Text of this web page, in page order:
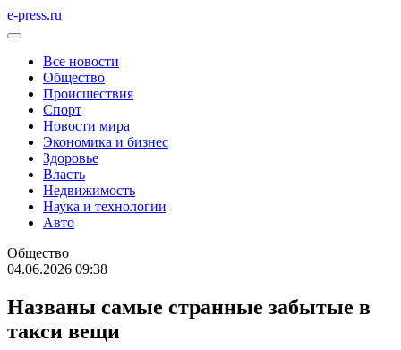
e-press.ru
Все новости
Общество
Происшествия
Спорт
Новости мира
Экономика и бизнес
Здоровье
Власть
Недвижимость
Наука и технологии
Авто
Общество
04.06.2026 09:38
Названы самые странные забытые в
такси вещи